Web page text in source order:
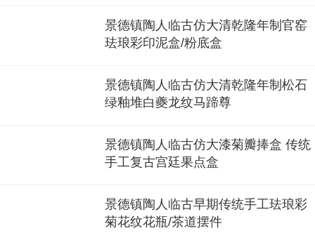
景德镇陶人临古仿大清乾隆年制官窑
珐琅彩印泥盒/粉底盒
景德镇陶人临古仿大清乾隆年制松石
绿釉堆白夔龙纹马蹄尊
景德镇陶人临古仿大漆菊瓣捧盒 传统
手工复古宫廷果点盒
景德镇陶人临古早期传统手工珐琅彩
菊花纹花瓶/茶道摆件